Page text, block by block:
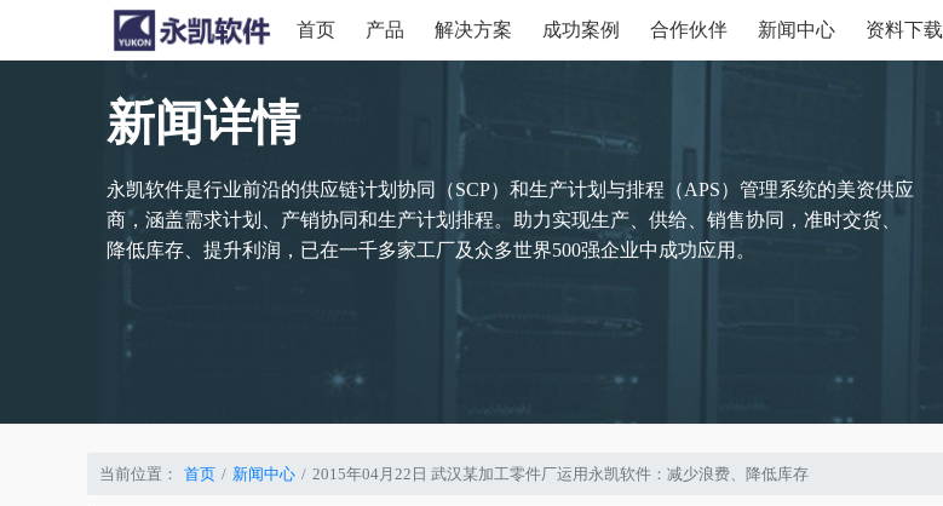
首页 产品 解决方案 成功案例 合作伙伴 新闻中心 资料下载
新闻详情
永凯软件是行业前沿的供应链计划协同（SCP）和生产计划与排程（APS）管理系统的美资供应
商，涵盖需求计划、产销协同和生产计划排程。助力实现生产、供给、销售协同，准时交货、
降低库存、提升利润，已在一千多家工厂及众多世界500强企业中成功应用。
当前位置： 首页 新闻中心 2015年04月22日 武汉某加工零件厂运用永凯软件：减少浪费、降低库存